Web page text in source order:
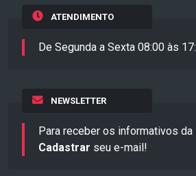
ATENDIMENTO
De Segunda a Sexta 08:00 às
NEWSLETTER
Para receber os informativos
Cadastrar seu e-mail!